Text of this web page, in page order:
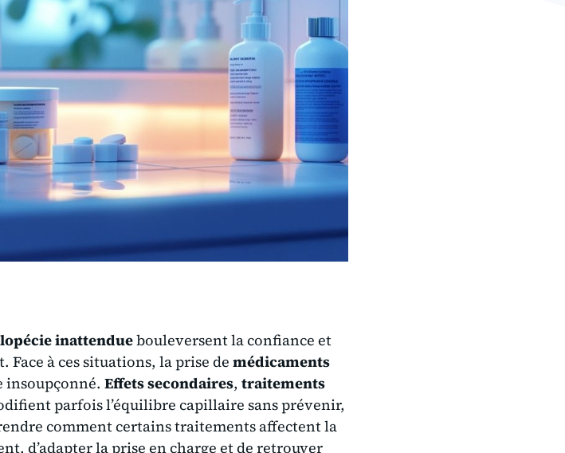
inattenduebouleversent la confiance et
à ces situations, la prise de médicaments
insoupçonné. Effets secondaires, traitements
parfois l’équilibre capillaire sans prévenir,
comment certains traitements affectent la
d’adapter la prise en charge et de retrouver